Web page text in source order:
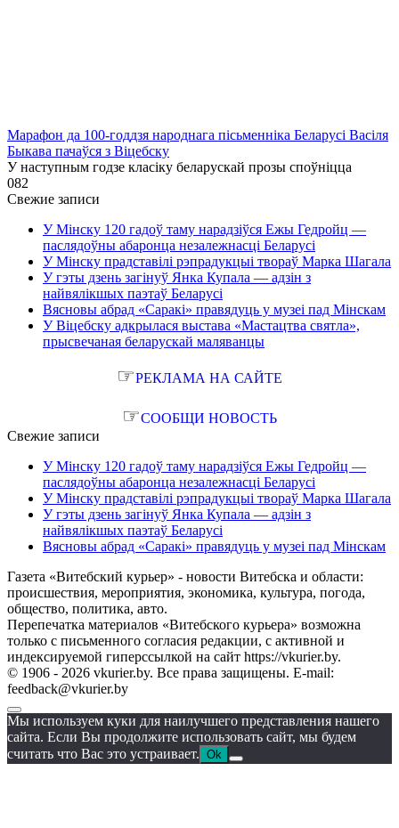
Марафон да 100-годдзя народнага пісьменніка Беларусі Васіля
Быкава пачаўся з Віцебску
У наступным годзе класіку беларускай прозы споўніцца
082
Свежие записи
У Мінску 120 гадоў таму нарадзіўся Ежы Гедройц —
паслядоўны абаронца незалежнасці Беларусі
У Мінску прадставілі рэпрадукцыі твораў Марка Шагала
У гэты дзень загінуў Янка Купала — адзін з
найвялікшых паэтаў Беларусі
Вясновы абрад «Саракі» правядуць у музеі пад Мінскам
У Віцебску адкрылася выстава «Мастацтва святла»,
прысвечаная беларускай маляванцы
☞РЕКЛАМА НА САЙТЕ
☞СООБЩИ НОВОСТЬ
Свежие записи
У Мінску 120 гадоў таму нарадзіўся Ежы Гедройц —
паслядоўны абаронца незалежнасці Беларусі
У Мінску прадставілі рэпрадукцыі твораў Марка Шагала
У гэты дзень загінуў Янка Купала — адзін з
найвялікшых паэтаў Беларусі
Вясновы абрад «Саракі» правядуць у музеі пад Мінскам
Газета «Витебский курьер» - новости Витебска и области:
происшествия, мероприятия, экономика, культура, погода,
общество, политика, авто.
Перепечатка материалов «Витебского курьера» возможна
только с письменного согласия редакции, с активной и
индексируемой гиперссылкой на сайт https://vkurier.by.
© 1906 - 2026 vkurier.by. Все права защищены. E-mail:
feedback@vkurier.by
Мы используем куки для наилучшего представления нашего
сайта. Если Вы продолжите использовать сайт, мы будем
считать что Вас это устраивает. Ok